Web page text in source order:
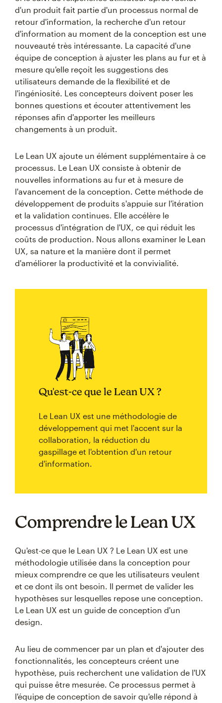
d'un produit fait partie d'un processus normal de
retour d'information, la recherche d'un retour
d'information au moment de la conception est une
nouveauté très intéressante. La capacité d'une
équipe de conception à ajuster les plans au fur et à
mesure qu'elle reçoit les suggestions des
utilisateurs demande de la flexibilité et de
l'ingéniosité. Les concepteurs doivent poser les
bonnes questions et écouter attentivement les
réponses afin d'apporter les meilleurs
changements à un produit.
Le Lean UX ajoute un élément supplémentaire à ce
processus. Le Lean UX consiste à obtenir de
nouvelles informations au fur et à mesure de
l'avancement de la conception. Cette méthode de
développement de produits s'appuie sur l'itération
et la validation continues. Elle accélère le
processus d'intégration de l'UX, ce qui réduit les
coûts de production. Nous allons examiner le Lean
UX, sa nature et la manière dont il permet
d'améliorer la productivité et la convivialité.
Qu'est-ce que le Lean UX ?
Le Lean UX est une méthodologie de
développement qui met l'accent sur la
collaboration, la réduction du
gaspillage et l'obtention d'un retour
d'information.
Comprendre le Lean UX
Qu'est-ce que le Lean UX ? Le Lean UX est une
méthodologie utilisée dans la conception pour
mieux comprendre ce que les utilisateurs veulent
et ce dont ils ont besoin. Il permet de valider les
hypothèses sur lesquelles repose une conception.
Le Lean UX est un guide de conception d'un
design.
Au lieu de commencer par un plan et d'ajouter des
fonctionnalités, les concepteurs créent une
hypothèse, puis recherchent une validation de l'UX
qui puisse être mesurée. Ce processus permet à
l'équipe de conception de savoir qu'elle répond à